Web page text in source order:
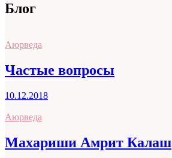
Блог
Аюрведа
Частые вопросы
10.12.2018
Аюрведа
Махариши Амрит Калаш